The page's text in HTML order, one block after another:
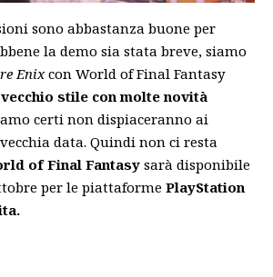
sono abbastanza buone per
la demo sia stata breve, siamo
Enixcon World of Final Fantasy
stile con molte novità
certi non dispiaceranno ai
data. Quindi non ci resta
of Final Fantasy sarà disponibile
per le piattaforme PlayStation